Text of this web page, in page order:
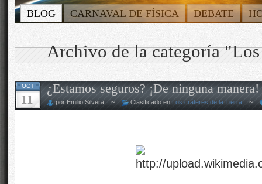
BLOG CARNAVAL DE FÍSICA DEBATE
Archivo de la categoría
OCT
11
¿Estamos seguros? ¡De ninguna manera!
por Emilio Silvera ~ Clasificado en Los cráteres de la Tierra~